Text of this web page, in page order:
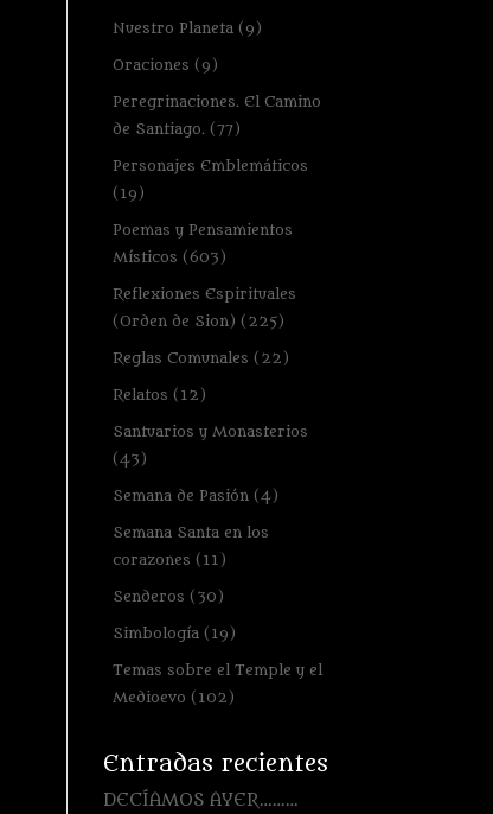
Nuestro Planeta (9)
Oraciones (9)
Peregrinaciones. El Camino
de Santiago. (77)
Personajes Emblemáticos
(19)
Poemas y Pensamientos
Místicos (603)
Reflexiones Espirituales
(Orden de Sion) (225)
Reglas Comunales (22)
Relatos (12)
Santuarios y Monasterios
(43)
Semana de Pasión (4)
Semana Santa en los
corazones (11)
Senderos (30)
Simbología (19)
Temas sobre el Temple y el
Medioevo (102)
Entradas recientes
DECÍAMOS AYER………